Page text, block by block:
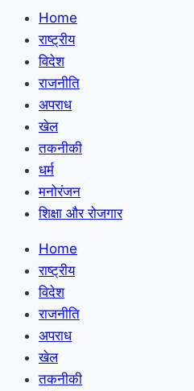
Home
राष्ट्रीय
विदेश
राजनीति
अपराध
खेल
तकनीकी
धर्म
मनोरंजन
शिक्षा और रोजगार
Home
राष्ट्रीय
विदेश
राजनीति
अपराध
खेल
तकनीकी